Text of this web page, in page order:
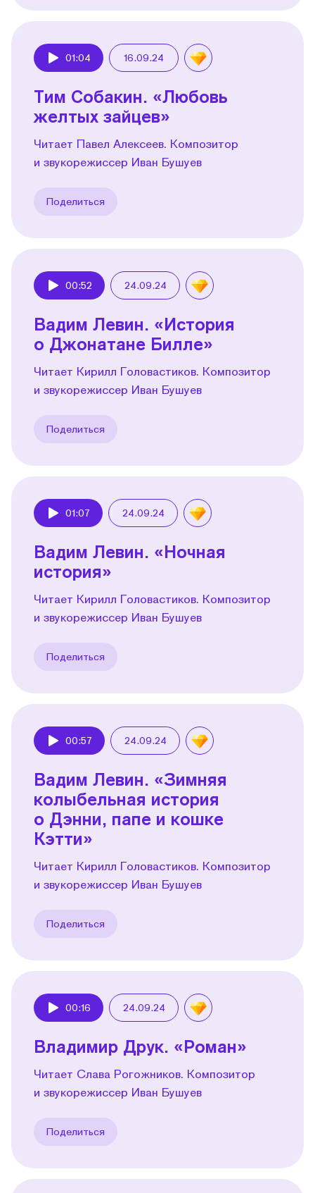
01:04 16.09.24
Тим Собакин. «Любовь
желтых зайцев»
Читает Павел Алексеев. Композитор
и звукорежиссер Иван Бушуев
Поделиться
00:52 24.09.24
Вадим Левин. «История
о Джонатане Билле»
Читает Кирилл Головастиков. Композитор
и звукорежиссер Иван Бушуев
Поделиться
01:07 24.09.24
Вадим Левин. «Ночная
история»
Читает Кирилл Головастиков. Композитор
и звукорежиссер Иван Бушуев
Поделиться
00:57 24.09.24
Вадим Левин. «Зимняя
колыбельная история
о Дэнни, папе и кошке
Кэтти»
Читает Кирилл Головастиков. Композитор
и звукорежиссер Иван Бушуев
Поделиться
00:16 24.09.24
Владимир Друк. «Роман»
Читает Слава Рогожников. Композитор
и звукорежиссер Иван Бушуев
Поделиться